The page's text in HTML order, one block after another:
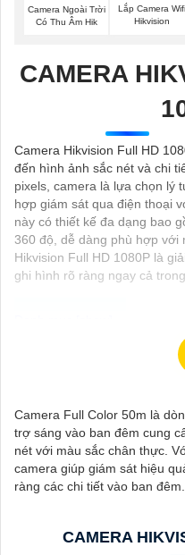
Camera Ngoài Trời
Có Thu Âm Hik
Lắp Camera Wifi
Hikvision
CAMERA
Camera Hikvision Full HD
đến hình ảnh sắc nét và chi
pixels, camera là lựa chọn lý
hợp giám sát qua điện thoại
này có thiết kế đa dạng bao
360 độ, dễ dàng phù hợp với
Hikvision Full HD 1080P là
ghi hình rõ ràng ngay cả
Dĩ nhiên, dưới đây là một
Chào quý khách hàng,
Chúng tôi xin trân trọng giới
camera Hikvision giá rẻ và
Với kinh nghiệm lâu năm
đội ngũ kỹ thuật viên của
Camera của Hikvision được
Camera Full Color 50m là
trợ sáng vào ban đêm cung
nét với màu sắc chân thực.
camera giúp giám sát hiệu
ràng các chi tiết vào ban đêm.
CAMERA